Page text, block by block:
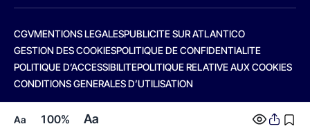
Aa 100% Aa
CGVMENTIONS LEGALESPUBLICITE SUR ATLANTICO
GESTION DES COOKIESPOLITIQUE DE CONFIDENTIALITE
POLITIQUE D’ACCESSIBILITEPOLITIQUE RELATIVE AUX COOKIES
CONDITIONS GENERALES D’UTILISATION